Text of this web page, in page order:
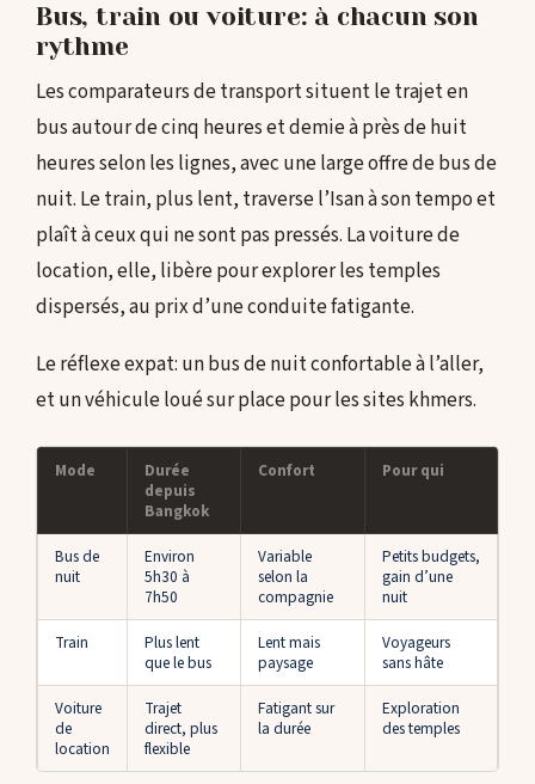
Bus, train ou voiture: à chacun son
rythme
Les comparateurs de transport situent le trajet en
bus autour de cinq heures et demie à près de huit
heures selon les lignes, avec une large offre de bus de
nuit. Le train, plus lent, traverse l’Isan à son tempo et
plaît à ceux qui ne sont pas pressés. La voiture de
location, elle, libère pour explorer les temples
dispersés, au prix d’une conduite fatigante.
Le réflexe expat: un bus de nuit confortable à l’aller,
et un véhicule loué sur place pour les sites khmers.
Mode
Durée
depuis
Bangkok
Confort Pour qui
Bus de
nuit
Environ
5h30 à
7h50
Variable
selon la
compagnie
Petits budgets,
gain d’une
nuit
Train
Plus lent
que le bus
Lent mais
paysage
Voyageurs
sans hâte
Voiture
de
location
Trajet
direct, plus
flexible
Fatigant sur
la durée
Exploration
des temples